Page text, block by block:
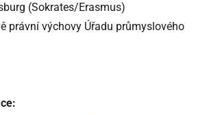
(Sokrates/Erasmus)
právní výchovy Úřadu průmyslového